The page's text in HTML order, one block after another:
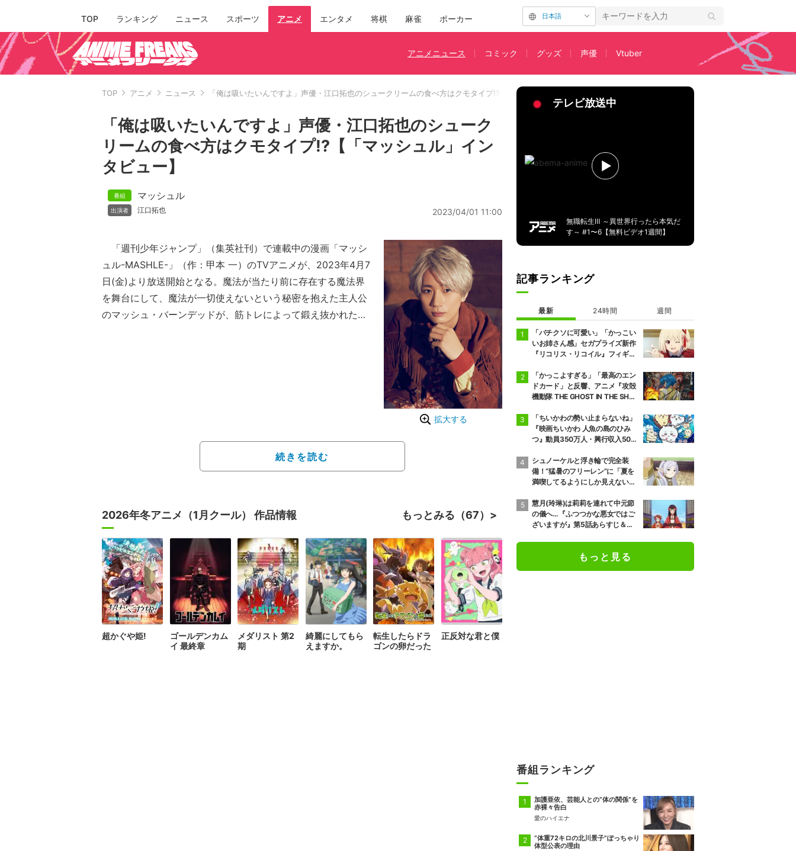
TOP ランキング ニュース スポーツ アニメ エンタメ 将棋 麻雀 ポーカー 日本語
アニメニュース コミック グッズ 声優 Vtuber
TOP アニメ ニュース 「俺は吸いたいんですよ」声優・江口拓也のシュークリームの食べ方はクモタイプ!?【「マッシュル」インタビュー】
「俺は吸いたいんですよ」声優・江口拓也のシューク
リームの食べ方はクモタイプ!?【「マッシュル」イン
タビュー】
マッシュル
江口拓也 2023/04/01 11:00
拡大する
「週刊少年ジャンプ」（集英社刊）で連載中の漫画「マッシ
ュル-MASHLE-」（作：甲本 一）のTVアニメが、2023年4月7
日(金)より放送開始となる。魔法が当たり前に存在する魔法界
を舞台にして、魔法が一切使えないという秘密を抱えた主人公
のマッシュ・バーンデッドが、筋トレによって鍛え抜かれた筋
続きを読む
2026年冬アニメ（1月クール） 作品情報 もっとみる（67）
超かぐや姫!
ゴールデンカム
イ 最終章
メダリスト 第2
期
綺麗にしてもら
えますか。
転生したらドラ
ゴンの卵だった
正反対な君と僕
テレビ放送中
無職転生Ⅲ ～異世界行ったら本気だ
す～ #1〜6【無料ビデオ1週間】
記事ランキング
最新 24時間 週間
「バチクソに可愛い」「かっこい
いお姉さん感」セガプライズ新作
『リコリス・リコイル』フィギュ
「かっこよすぎる」「最高のエン
ドカード」と反響、アニメ『攻殻
機動隊 THE GHOST IN THE SHEL
「ちいかわの勢い止まらないね」
『映画ちいかわ 人魚の島のひみ
つ』動員350万人・興行収入50億
シュノーケルと浮き輪で完全装
備！“猛暑のフリーレン”に「夏を
満喫してるようにしか見えない」
慧月(玲琳)は莉莉を連れて中元節
の儀へ…『ふつつかな悪女ではご
ざいますが』第5話あらすじ＆先
もっと見る
番組ランキング
加護亜依、芸能人との“体の関係”を
赤裸々告白
愛のハイエナ
“体重72キロの北川景子”ぽっちゃり
体型公表の理由